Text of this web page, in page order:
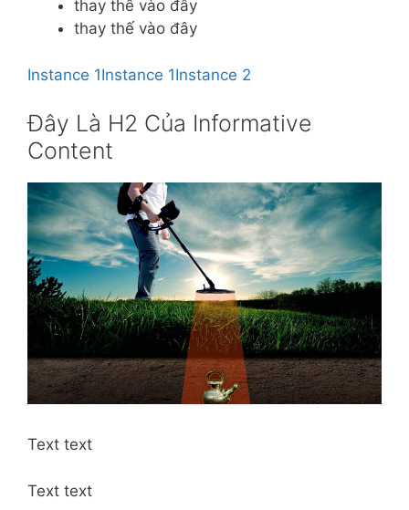
thay thế vào đây
thay thế vào đây
Instance 1Instance 1Instance 2
Đây Là H2 Của Informative
Content
Text text
Text text